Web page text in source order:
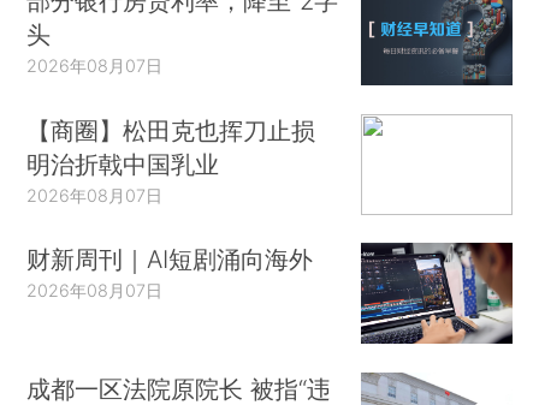
头
2026年08月07日
【商圈】松田克也挥刀止损
明治折戟中国乳业
2026年08月07日
财新周刊｜AI短剧涌向海外
2026年08月07日
成都一区法院原院长 被指“违